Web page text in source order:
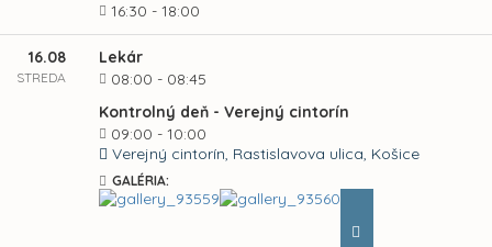
16:30 - 18:00
16.08
STREDA
Lekár
08:00 - 08:45
Kontrolný deň - Verejný cintorín
09:00 - 10:00
Verejný cintorín, Rastislavova ulica, Košice
GALÉRIA: